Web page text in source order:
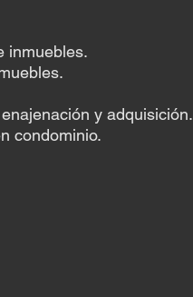
inmuebles.
y adquisición.
condominio.